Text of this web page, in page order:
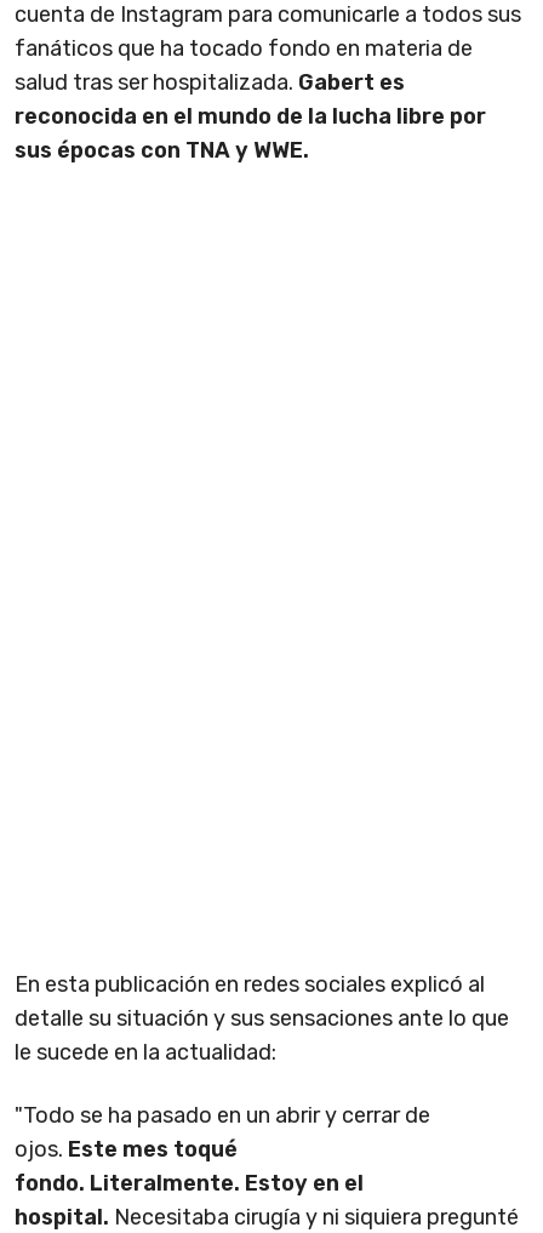
cuenta de Instagram para comunicarle a todos sus
fanáticos que ha tocado fondo en materia de
salud tras ser hospitalizada. Gabert es
reconocida en el mundo de la lucha libre por
sus épocas con TNA y WWE.
En esta publicación en redes sociales explicó al
detalle su situación y sus sensaciones ante lo que
le sucede en la actualidad:
"Todo se ha pasado en un abrir y cerrar de
ojos. Este mes toqué
fondo. Literalmente. Estoy en el
hospital. Necesitaba cirugía y ni siquiera pregunté